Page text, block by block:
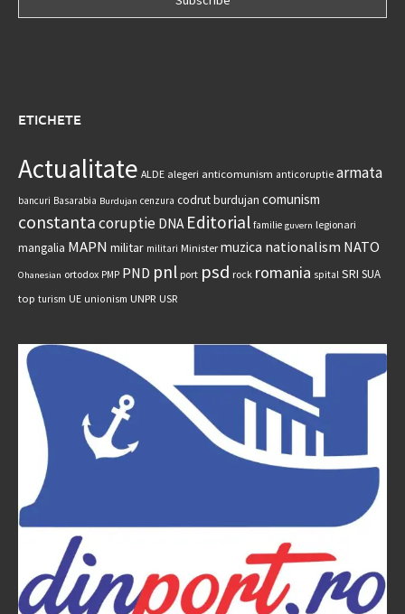
ETICHETE
Actualitate ALDE alegeri anticomunism anticoruptie armata
bancuri Basarabia Burdujan cenzura codrut burdujan comunism
constantacoruptie DNA Editorial familie guvern legionari
mangalia MAPN militar militari Minister muzica nationalism NATO
Ohanesian ortodox PMP PND pnl port psd rock romania spital SRI SUA
top turism UE unionism UNPR USR